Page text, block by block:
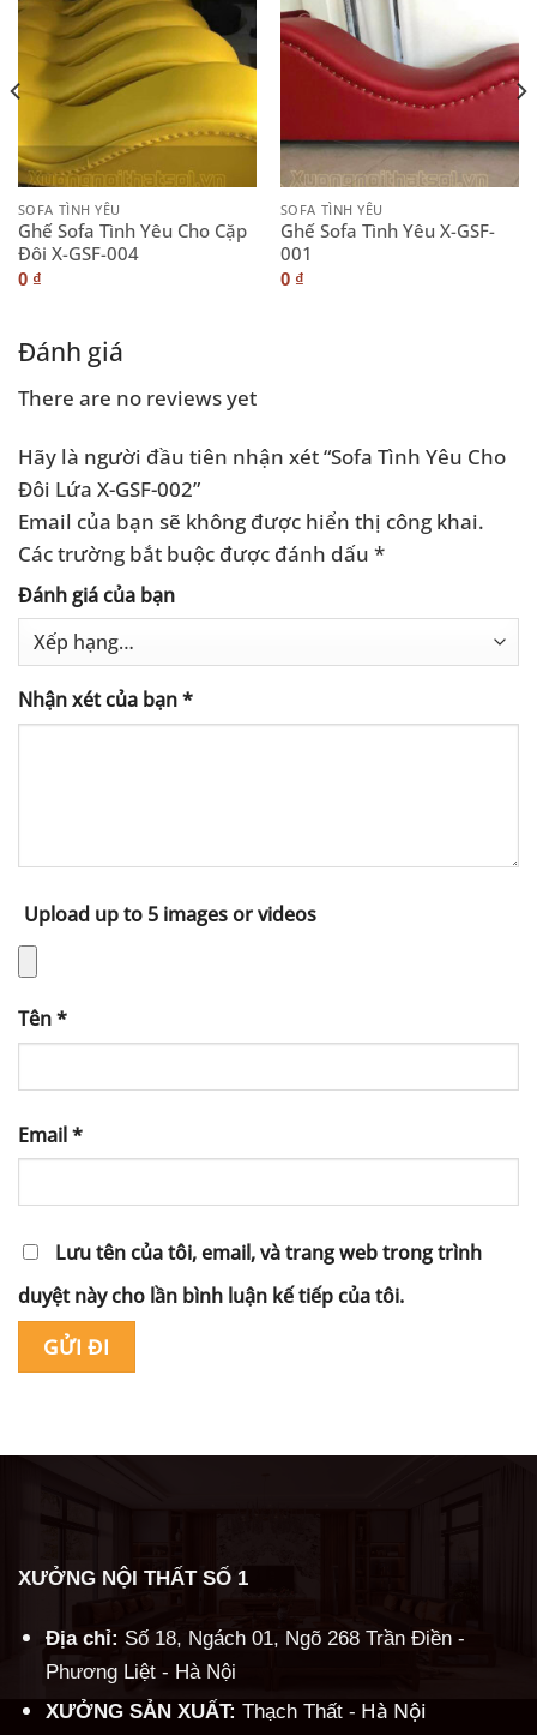
SOFA TÌNH YÊU
Ghế Sofa Tình Yêu Cho Cặp
Đôi X-GSF-004
0 ₫
SOFA TÌNH YÊU
Ghế Sofa Tình Yêu X-GSF-
001
0 ₫
Đánh giá
There are no reviews yet
Hãy là người đầu tiên nhận xét “Sofa Tình Yêu Cho
Đôi Lứa X-GSF-002”
Email của bạn sẽ không được hiển thị công khai.
Các trường bắt buộc được đánh dấu *
Đánh giá của bạn
Nhận xét của bạn*
Upload up to 5 images or videos
Tên*
Email*
Lưu tên của tôi, email, và trang web trong trình
duyệt này cho lần bình luận kế tiếp của tôi.
XƯỞNG NỘI THẤT SỐ 1
Địa chỉ: Số 18, Ngách 01, Ngõ 268 Trần Điền -
Phương Liệt - Hà Nội
XƯỞNG SẢN XUẤT: Thạch Thất - Hà Nội